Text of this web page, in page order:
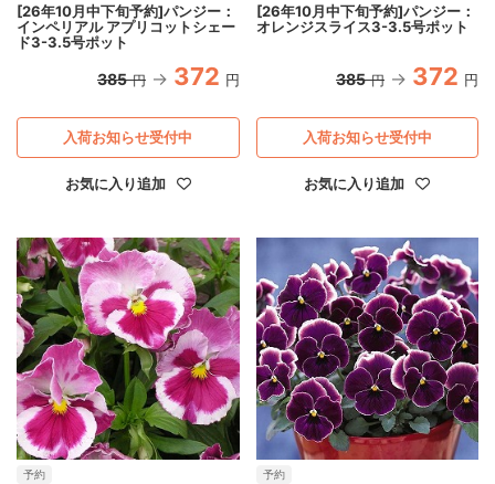
[26年10月中下旬予約]パンジー：
インペリアル アプリコットシェー
ド3-3.5号ポット
385 円 372 円
お気に入り追加
入荷お知らせ受付中
[26年10月中下旬予約]パンジー：
オレンジスライス3-3.5号ポット
385 円 372 円
お気に入り追加
入荷お知らせ受付中
予約 予約